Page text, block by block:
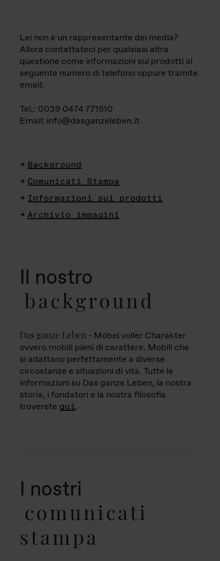
Lei non è un rappresentante dei media?
Allora contattateci per qualsiasi altra
questione come informazioni sui prodotti al
seguente numero di telefono oppure tramite
email:
Tel.: 0039 0474 771510
Email: info@dasganzeleben.it
Background
Comunicati Stampa
Informazioni sui prodotti
Archivio immagini
Il nostro
background
Das ganze Leben - Möbel voller Charakter
ovvero mobili pieni di carattere. Mobili che
si adattano perfettamente a diverse
circostanze e situazioni di vita. Tutte le
informazioni su Das ganze Leben, la nostra
storia, i fondatori e la nostra filosofia
troverete qui.
I nostri
comunicati
stampa